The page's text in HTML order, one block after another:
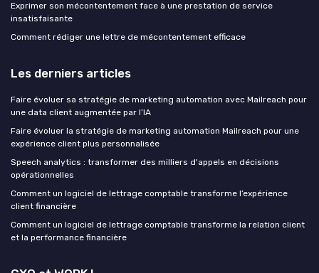
Exprimer son mécontentement face à une prestation de service
insatisfaisante
Comment rédiger une lettre de mécontentement efficace
Les derniers articles
Faire évoluer sa stratégie de marketing automation avec Mailreach pour
une data client augmentée par l’IA
Faire évoluer la stratégie de marketing automation Mailreach pour une
expérience client plus personnalisée
Speech analytics : transformer des milliers d'appels en décisions
opérationnelles
Comment un logiciel de lettrage comptable transforme l’expérience
client financière
Comment un logiciel de lettrage comptable transforme la relation client
et la performance financière